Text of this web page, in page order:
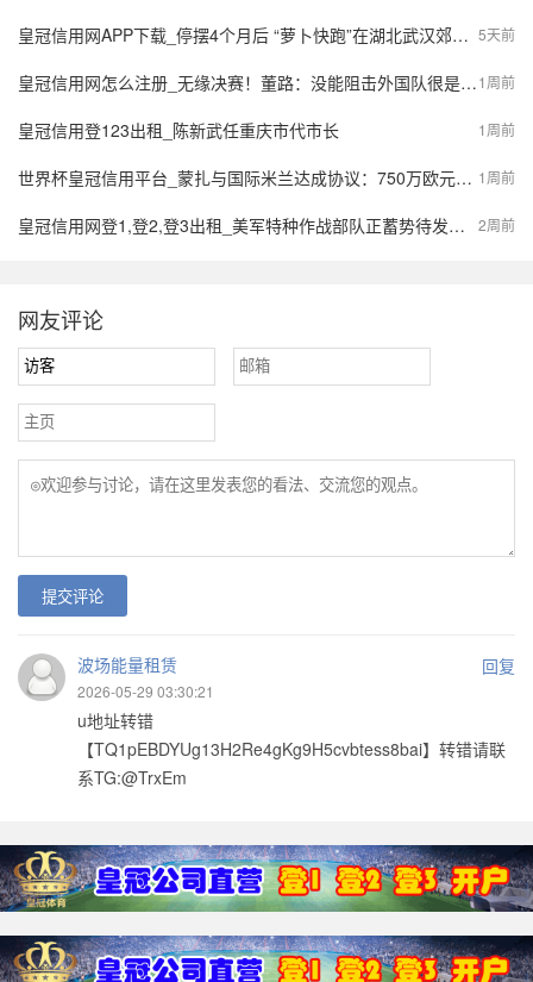
5天前
皇冠信用网APP下载_停摆4个月后 “萝卜快跑”在湖北武汉郊区重新接单，多名本地用户发帖称重新叫到车
1周前
皇冠信用网怎么注册_无缘决赛！董路：没能阻击外国队很是自责，孩子们尽力了责任在我
1周前
皇冠信用登123出租_陈新武任重庆市代市长
1周前
世界杯皇冠信用平台_蒙扎与国际米兰达成协议：750万欧元签下阿金桑米罗，10%二转分成成亮点
2周前
皇冠信用网登1,登2,登3出租_美军特种作战部队正蓄势待发，派数千美军入境伊朗，强行夺取9吨铀浓缩？
网友评论
提交评论
波场能量租赁 回复
2026-05-29 03:30:21
u地址转错
【TQ1pEBDYUg13H2Re4gKg9H5cvbtess8bai】转错请联
系TG:@TrxEm